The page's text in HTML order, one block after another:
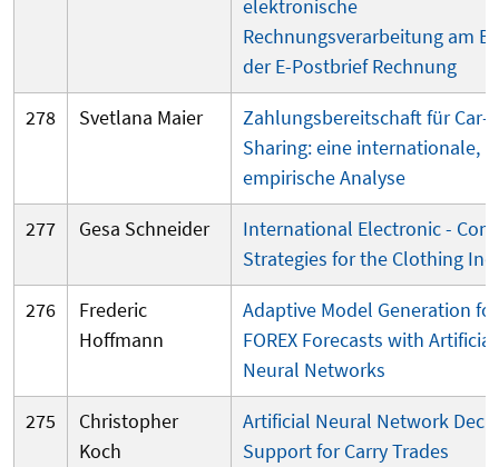
elektronische
Rechnungsverarbeitung am
der E-Postbrief Rechnung
278
Svetlana Maier
Zahlungsbereitschaft für Car-
Sharing: eine internationale,
empirische Analyse
277
Gesa Schneider
International Electronic -
Strategies for the Clothing
276
Frederic
Hoffmann
Adaptive Model Generation for
FOREX Forecasts with Artificial
Neural Networks
275
Christopher
Koch
Artificial Neural Network
Support for Carry Trades